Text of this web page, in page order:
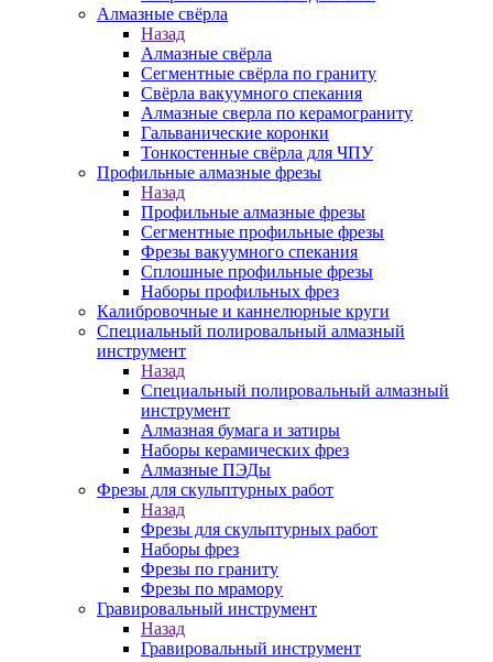
Алмазные свёрла
Назад
Алмазные свёрла
Сегментные свёрла по граниту
Свёрла вакуумного спекания
Алмазные сверла по керамограниту
Гальванические коронки
Тонкостенные свёрла для ЧПУ
Профильные алмазные фрезы
Назад
Профильные алмазные фрезы
Сегментные профильные фрезы
Фрезы вакуумного спекания
Сплошные профильные фрезы
Наборы профильных фрез
Калибровочные и каннелюрные круги
Специальный полировальный алмазный
инструмент
Назад
Специальный полировальный алмазный
инструмент
Алмазная бумага и затиры
Наборы керамических фрез
Алмазные ПЭДы
Фрезы для скульптурных работ
Назад
Фрезы для скульптурных работ
Наборы фрез
Фрезы по граниту
Фрезы по мрамору
Гравировальный инструмент
Назад
Гравировальный инструмент